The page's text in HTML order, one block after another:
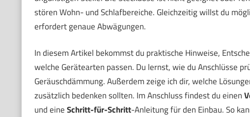
stören Wohn- und Schlafbereiche. Gleichzeitig willst du
erfordert genaue Abwägungen.
In diesem Artikel bekommst du praktische Hinweise,
welche Gerätearten passen. Du lernst, wie du Anschlüsse
Geräuschdämmung. Außerdem zeige ich dir, welche
zusätzlich bedenken sollten. Im Anschluss findest du einen
und eineSchritt-für-Schritt-Anleitung für den Einbau. So